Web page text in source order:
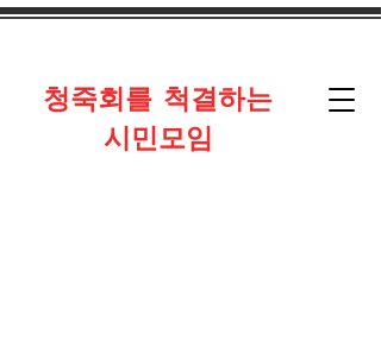
​청죽회를 척결하는
시민모임